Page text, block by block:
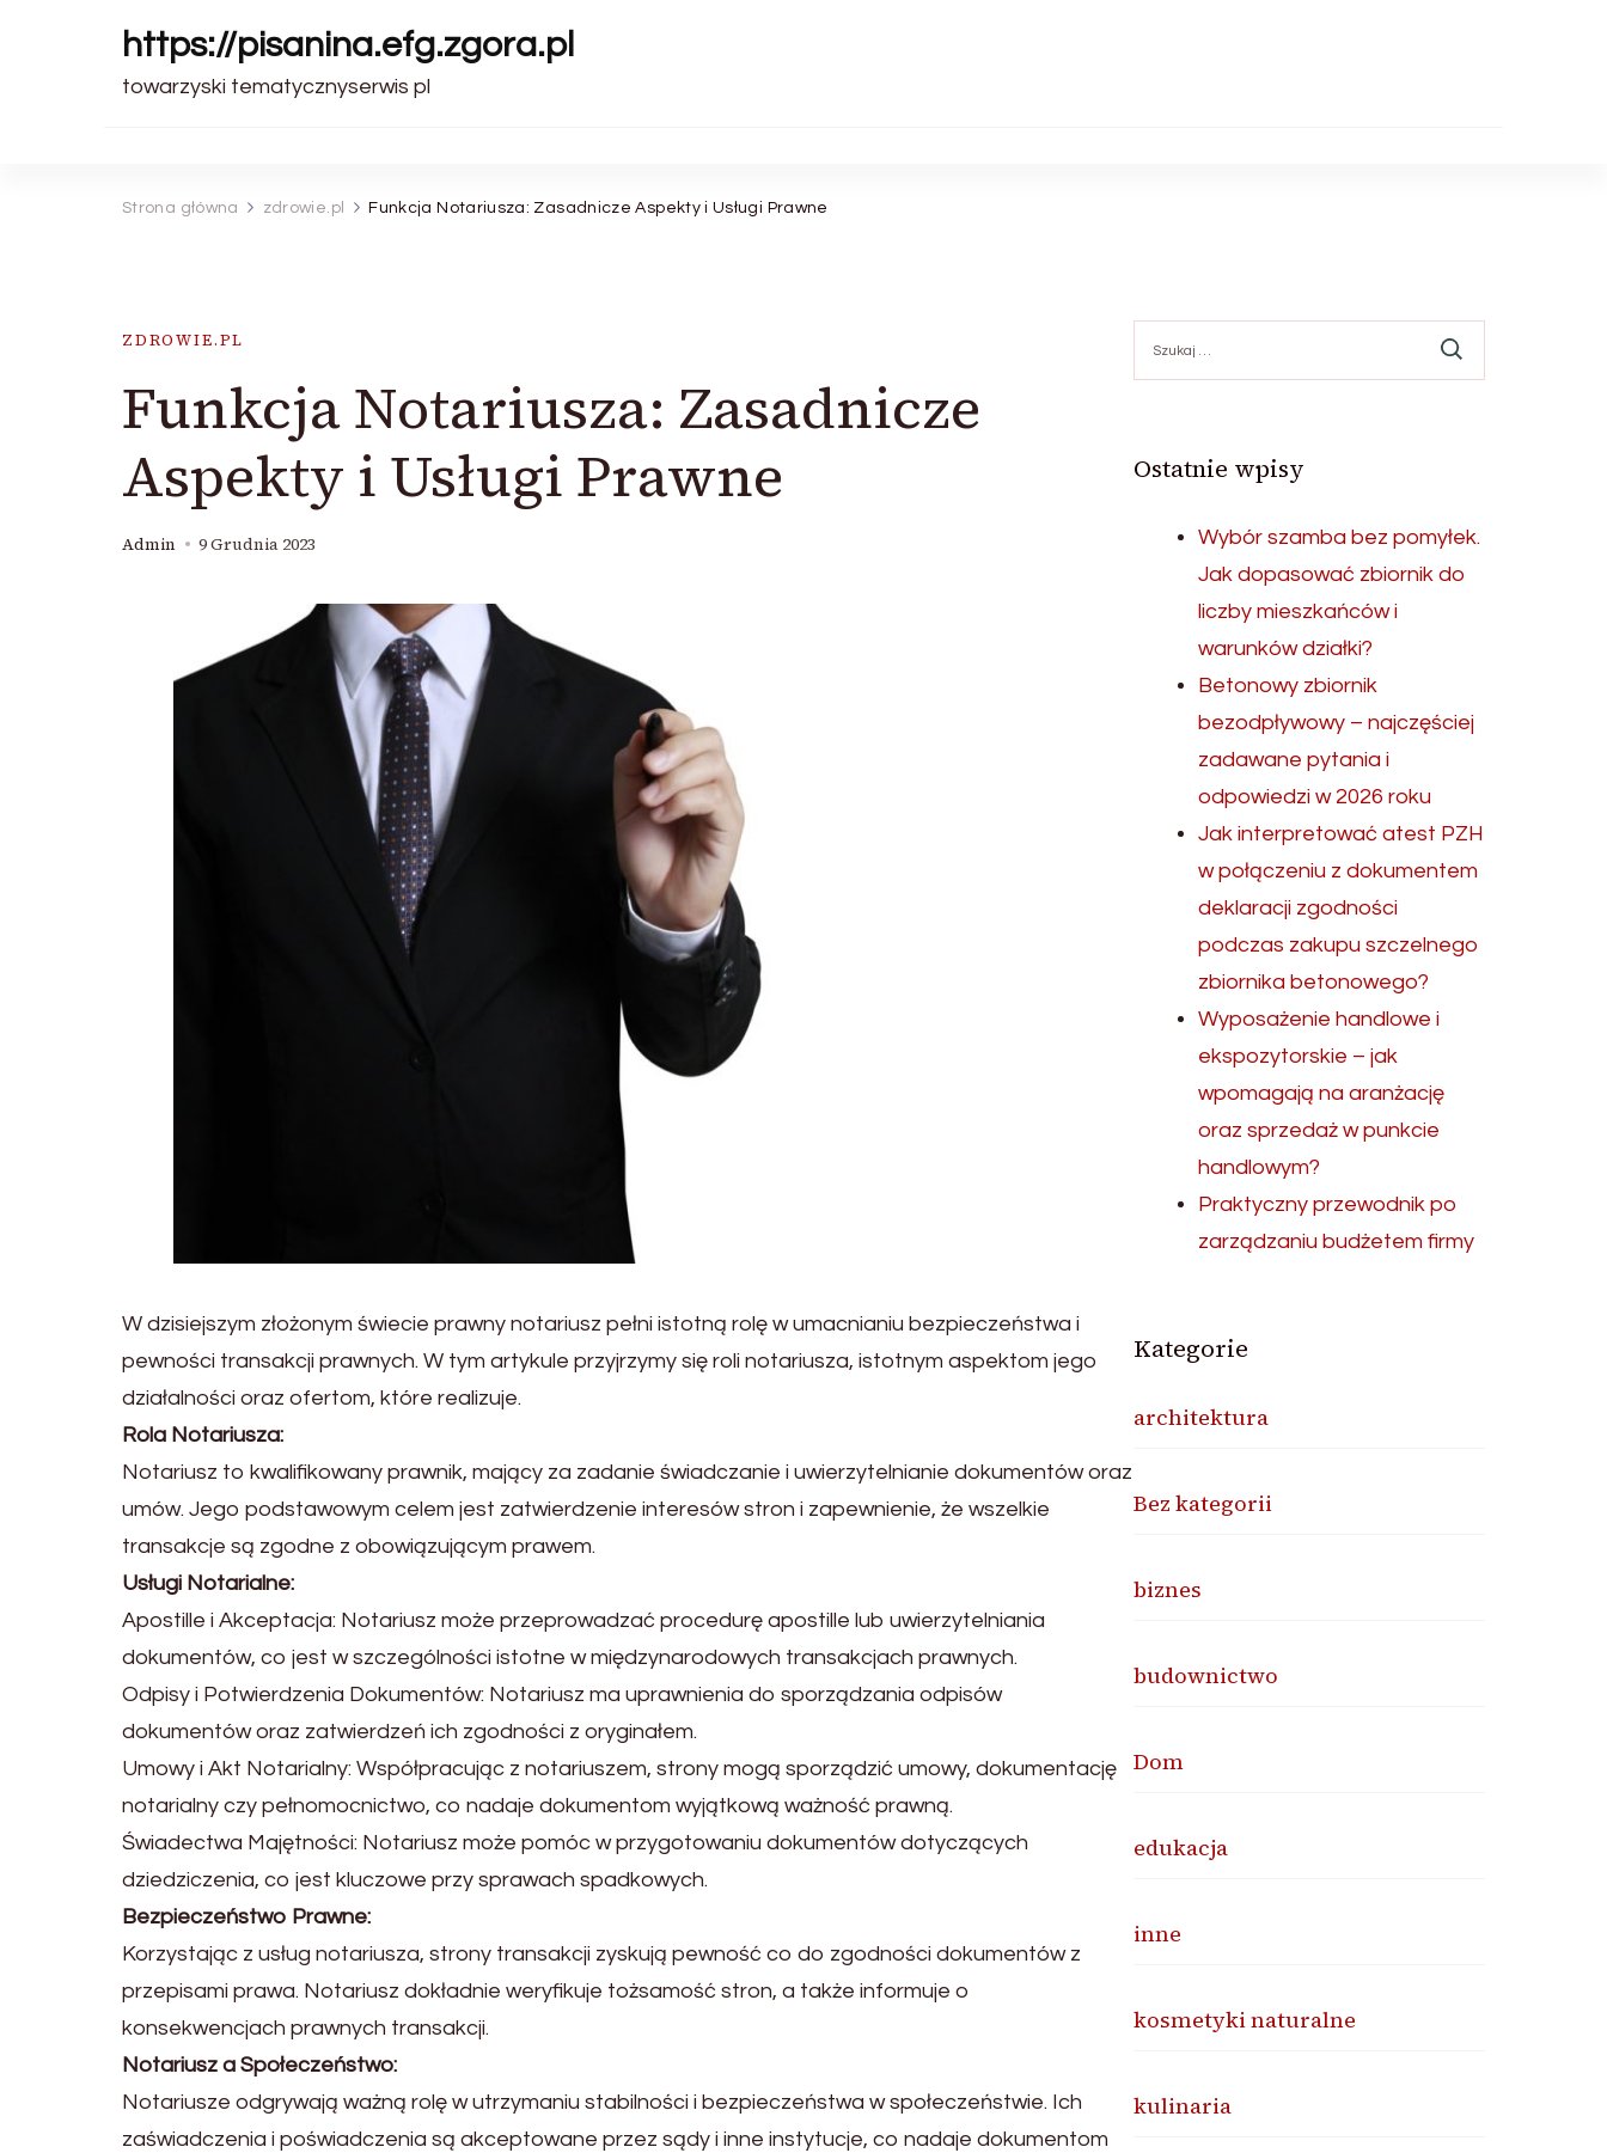
https://pisanina.efg.zgora.pl
towarzyski tematycznyserwis pl
Strona główna zdrowie.pl Funkcja Notariusza: Zasadnicze Aspekty i Usługi Prawne
ZDROWIE.PL
Funkcja Notariusza: Zasadnicze
Aspekty i Usługi Prawne
Admin 9 Grudnia 2023
W dzisiejszym złożonym świecie prawny notariusz pełni istotną rolę w umacnianiu bezpieczeństwa i
pewności transakcji prawnych. W tym artykule przyjrzymy się roli notariusza, istotnym aspektom jego
działalności oraz ofertom, które realizuje.
Rola Notariusza:
Notariusz to kwalifikowany prawnik, mający za zadanie świadczanie i uwierzytelnianie dokumentów oraz
umów. Jego podstawowym celem jest zatwierdzenie interesów stron i zapewnienie, że wszelkie
transakcje są zgodne z obowiązującym prawem.
Usługi Notarialne:
Apostille i Akceptacja: Notariusz może przeprowadzać procedurę apostille lub uwierzytelniania
dokumentów, co jest w szczególności istotne w międzynarodowych transakcjach prawnych.
Odpisy i Potwierdzenia Dokumentów: Notariusz ma uprawnienia do sporządzania odpisów
dokumentów oraz zatwierdzeń ich zgodności z oryginałem.
Umowy i Akt Notarialny: Współpracując z notariuszem, strony mogą sporządzić umowy, dokumentację
notarialny czy pełnomocnictwo, co nadaje dokumentom wyjątkową ważność prawną.
Świadectwa Majętności: Notariusz może pomóc w przygotowaniu dokumentów dotyczących
dziedziczenia, co jest kluczowe przy sprawach spadkowych.
Bezpieczeństwo Prawne:
Korzystając z usług notariusza, strony transakcji zyskują pewność co do zgodności dokumentów z
przepisami prawa. Notariusz dokładnie weryfikuje tożsamość stron, a także informuje o
konsekwencjach prawnych transakcji.
Notariusz a Społeczeństwo:
Notariusze odgrywają ważną rolę w utrzymaniu stabilności i bezpieczeństwa w społeczeństwie. Ich
zaświadczenia i poświadczenia są akceptowane przez sądy i inne instytucje, co nadaje dokumentom
Ostatnie wpisy
Wybór szamba bez pomyłek.
Jak dopasować zbiornik do
liczby mieszkańców i
warunków działki?
Betonowy zbiornik
bezodpływowy – najczęściej
zadawane pytania i
odpowiedzi w 2026 roku
Jak interpretować atest PZH
w połączeniu z dokumentem
deklaracji zgodności
podczas zakupu szczelnego
zbiornika betonowego?
Wyposażenie handlowe i
ekspozytorskie – jak
wpomagają na aranżację
oraz sprzedaż w punkcie
handlowym?
Praktyczny przewodnik po
zarządzaniu budżetem firmy
Kategorie
architektura
Bez kategorii
biznes
budownictwo
Dom
edukacja
inne
kosmetyki naturalne
kulinaria